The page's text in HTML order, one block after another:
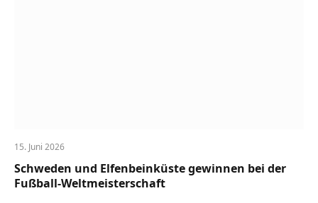
15. Juni 2026
Schweden und Elfenbeinküste gewinnen bei der
Fußball-Weltmeisterschaft